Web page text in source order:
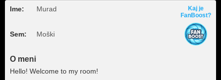
Ime: Murad
Sem: Moški
Kaj je
FanBoost?
O meni
Hello! Welcome to my room!